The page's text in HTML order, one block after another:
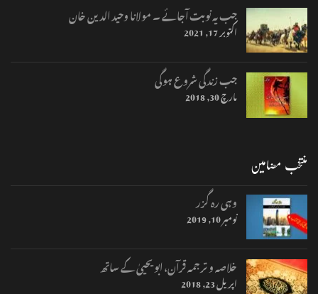
جب یہ نوبت آجائے ۔ مولانا وحید الدین خان
اکتوبر 17, 2021
جب زندگی شروع ہوگی
مارچ 30, 2018
منتخب مضامین
وہی رہ گزر
نومبر 10, 2019
خلاصہ و ترجمہ قرآن، ابو یحییٰ کے ساتھ
اپریل 23, 2018